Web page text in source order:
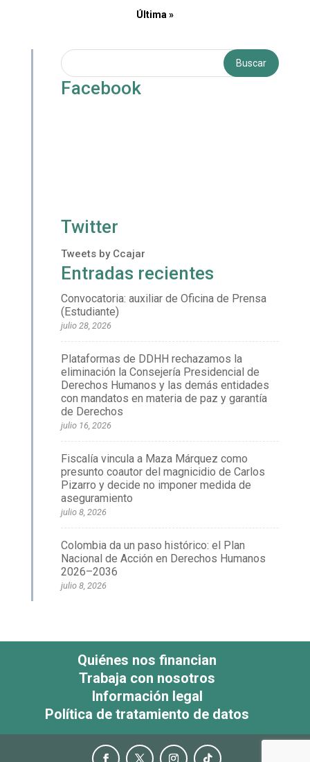
Última »
Facebook
Twitter
Tweets by Ccajar
Entradas recientes
Convocatoria: auxiliar de Oficina de Prensa
(Estudiante)
julio 28, 2026
Plataformas de DDHH rechazamos la
eliminación la Consejería Presidencial de
Derechos Humanos y las demás entidades
con mandatos en materia de paz y garantía
de Derechos
julio 16, 2026
Fiscalía vincula a Maza Márquez como
presunto coautor del magnicidio de Carlos
Pizarro y decide no imponer medida de
aseguramiento
julio 8, 2026
Colombia da un paso histórico: el Plan
Nacional de Acción en Derechos Humanos
2026–2036
julio 8, 2026
Quiénes nos financian
Trabaja con nosotros
Información legal
Política de tratamiento de datos